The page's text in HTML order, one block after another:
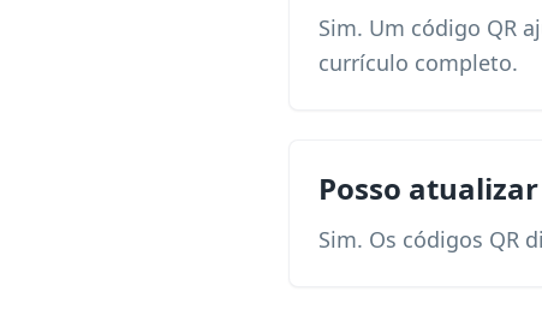
Sim. Um código QR
currículo completo.
Posso
Sim. Os códigos QR